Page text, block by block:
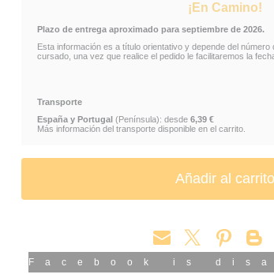
FIGURA FÉNIX DE DUMBLEDORE MAGICAL
¡En Camino!
Plazo de entrega aproximado para septiembre de 2026.
Esta información es a título orientativo y depende del
cursado, una vez que realice el pedido le facilitaremos la
Transporte
España y Portugal(Península): desde 6,39 €
Más información del transporte disponible en el carrito.
Facebook is